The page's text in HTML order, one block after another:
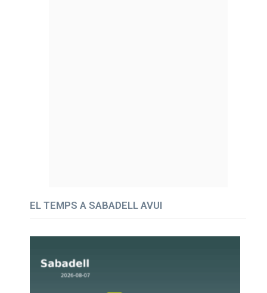
EL TEMPS A SABADELL AVUI